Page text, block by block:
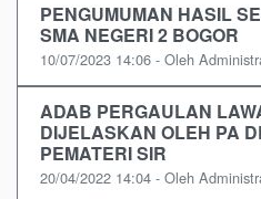
PENGUMUMAN HASIL
SMA NEGERI 2 BOGOR
10/07/2023 14:06 - Oleh
ADAB PERGAULAN
DIJELASKAN OLEH PA
PEMATERI SIR
20/04/2022 14:04 - Oleh